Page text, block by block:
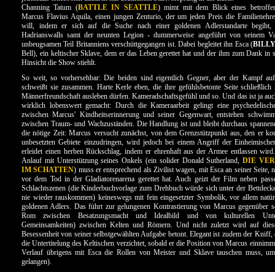
Channing Tatum (BATTLE IN SEATTLE) mimt mit dem Blick eines
Marcus Flavius Aquila, einen jungen Zenturio, der um jeden Preis die
will, indem er sich auf die Suche nach einer goldenen Adlerstandarte begibt,
Hadrianswalls samt der neunten Legion - dummerweise angeführt von seinem
unbeugsamen Teil Britanniens verschüttgegangen ist. Dabei begleitet ihn Esca (
Bell), ein keltischer Sklave, dem er das Leben gerettet hat und der ihm zum Dank in
Hinsicht die Show stiehlt.
So weit, so vorhersehbar: Die beiden sind eigentlich Gegner, aber der Kampf
schweißt sie zusammen. Harte Kerle eben, die ihre gefühlsbetonte Seite
Männerfreundschaft ausleben dürfen. Kameradschaftsgefühl und so. Und das ist ja
wirklich lobenswert gemacht: Durch die Kameraarbeit gelingt eine
zwischen Marcus' Kindheitserinnerung und seiner Gegenwart, entstehen
zwischen Traum- und Wachzuständen. Die Handlung ist und bleibt durchaus
die nötige Zeit: Marcus versucht zunächst, von dem Grenzstützpunkt aus, den er
unbesetzten Gebiete einzudringen, wird jedoch bei einem Angriff der
erleidet einen herben Rückschlag, indem er ehrenhaft aus der Armee entlassen
Anlauf mit Unterstützung seines Onkels (ein solider Donald Sutherland,DIE
IM SCHATTEN) muss er entsprechend als Zivilist wagen, mit Esca an seiner Seite,
vor dem Tod in der Gladiatorenarena gerettet hat. Auch geizt der Film neben
Schlachtszenen (die Kinderbuchvorlage zum Drehbuch würde sich unter der
nie wieder rauskommen) keineswegs mit fein eingesetzter Symbolik, vor allem
goldenen Adlers. Das führt zur gelungenen Kontrastierung von Marcus gegenüber
Rom zwischen Besatzungsmacht und Idealbild und von kulturellen
Gemeinsamkeiten) zwischen Kelten und Römern. Und nicht zuletzt wird auf
Besessenheit von seiner selbstgewählten Aufgabe betont. Elegant ist zudem der
die Untertitelung des Keltischen verzichtet, sobald er die Position von Marcus
Verlauf übrigens mit Esca die Rollen von Meister und Sklave tauschen muss,
gelangen).